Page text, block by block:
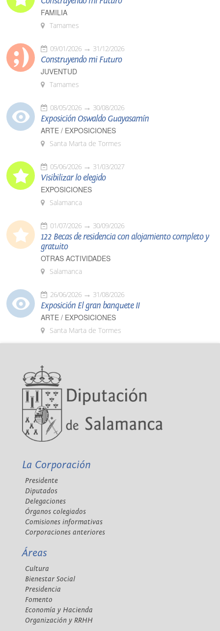
FAMILIA
Tamames
09/01/2026 31/12/2026
Construyendo mi Futuro
JUVENTUD
Tamames
08/05/2026 30/08/2026
Exposición Oswaldo Guayasamín
ARTE / EXPOSICIONES
Santa Marta de Tormes
05/06/2026 31/03/2027
Visibilizar lo elegido
EXPOSICIONES
Salamanca
01/07/2026 30/09/2026
122 Becas de residencia con alojamiento completo y
gratuito
OTRAS ACTIVIDADES
Salamanca
26/06/2026 31/08/2026
Exposición El gran banquete II
ARTE / EXPOSICIONES
Santa Marta de Tormes
La Corporación
Presidente
Diputados
Delegaciones
Órganos colegiados
Comisiones informativas
Corporaciones anteriores
Áreas
Cultura
Bienestar Social
Presidencia
Fomento
Economía y Hacienda
Organización y RRHH